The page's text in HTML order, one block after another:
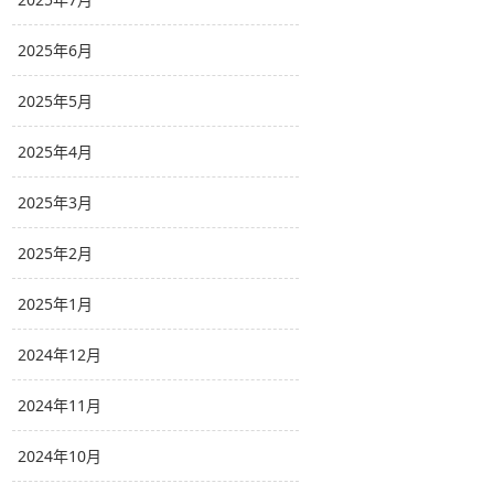
2025年6月
2025年5月
2025年4月
2025年3月
2025年2月
2025年1月
2024年12月
2024年11月
2024年10月